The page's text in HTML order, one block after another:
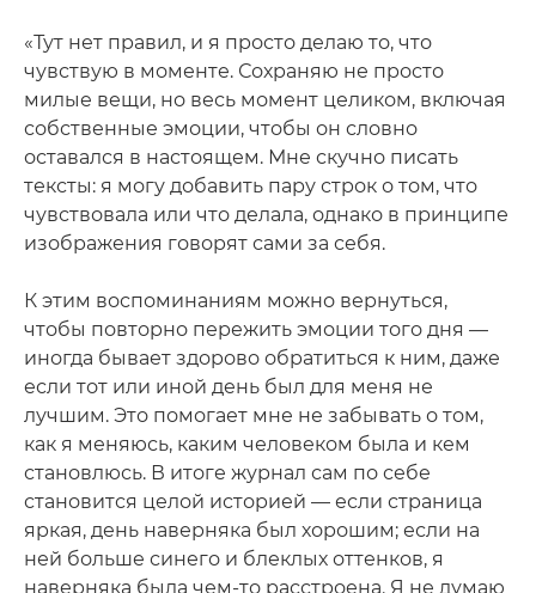
«Тут нет правил, и я просто делаю то, что
чувствую в моменте. Сохраняю не просто
милые вещи, но весь момент целиком, включая
собственные эмоции, чтобы он словно
оставался в настоящем. Мне скучно писать
тексты: я могу добавить пару строк о том, что
чувствовала или что делала, однако в принципе
изображения говорят сами за себя.
К этим воспоминаниям можно вернуться,
чтобы повторно пережить эмоции того дня —
иногда бывает здорово обратиться к ним, даже
если тот или иной день был для меня не
лучшим. Это помогает мне не забывать о том,
как я меняюсь, каким человеком была и кем
становлюсь. В итоге журнал сам по себе
становится целой историей — если страница
яркая, день наверняка был хорошим; если на
ней больше синего и блеклых оттенков, я
наверняка была чем-то расстроена. Я не думаю